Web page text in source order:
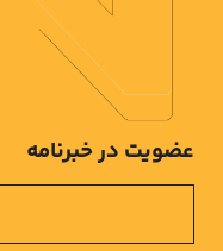
عضویت در خبرنامه